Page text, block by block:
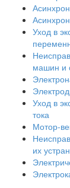
Уход в
машин и
Уход в
тока
Мотор-
их